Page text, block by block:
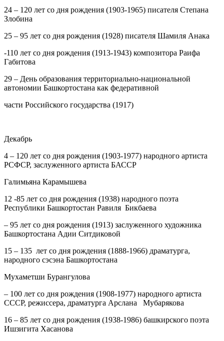
24 – 120 лет со дня рождения (1903-1965) писателя Степана
Злобина
25 – 95 лет со дня рождения (1928) писателя Шамиля Анака
-110 лет со дня рождения (1913-1943) композитора Раифа
Габитова
29 – День образования территориально-национальной
автономии Башкортостана как федеративной
части Российского государства (1917)
Декабрь
4 – 120 лет со дня рождения (1903-1977) народного артиста
РСФСР, заслуженного артиста БАССР
Галимьяна Карамышева
12 -85 лет со дня рождения (1938) народного поэта
Республики Башкортостан Равиля Бикбаева
– 95 лет со дня рождения (1913) заслуженного художника
Башкортостана Адии Ситдиковой
15 – 135 лет со дня рождения (1888-1966) драматурга,
народного сэсэна Башкортостана
Мухаметши Бурангулова
– 100 лет со дня рождения (1908-1977) народного артиста
СССР, режиссера, драматурга Арслана Мубарякова
16 – 85 лет со дня рождения (1938-1986) башкирского поэта
Ишзигита Хасанова